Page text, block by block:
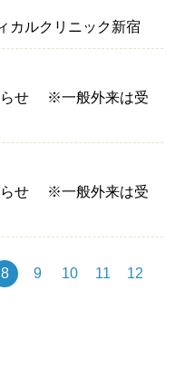
カルクリニック新宿
らせ ※一般外来は受
らせ ※一般外来は受
8 9 10 11
12